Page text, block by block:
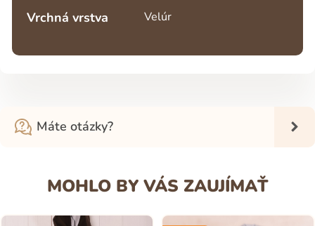
Vrchná vrstva Velúr
Máte otázky?
MOHLO BY VÁS ZAUJÍMAŤ